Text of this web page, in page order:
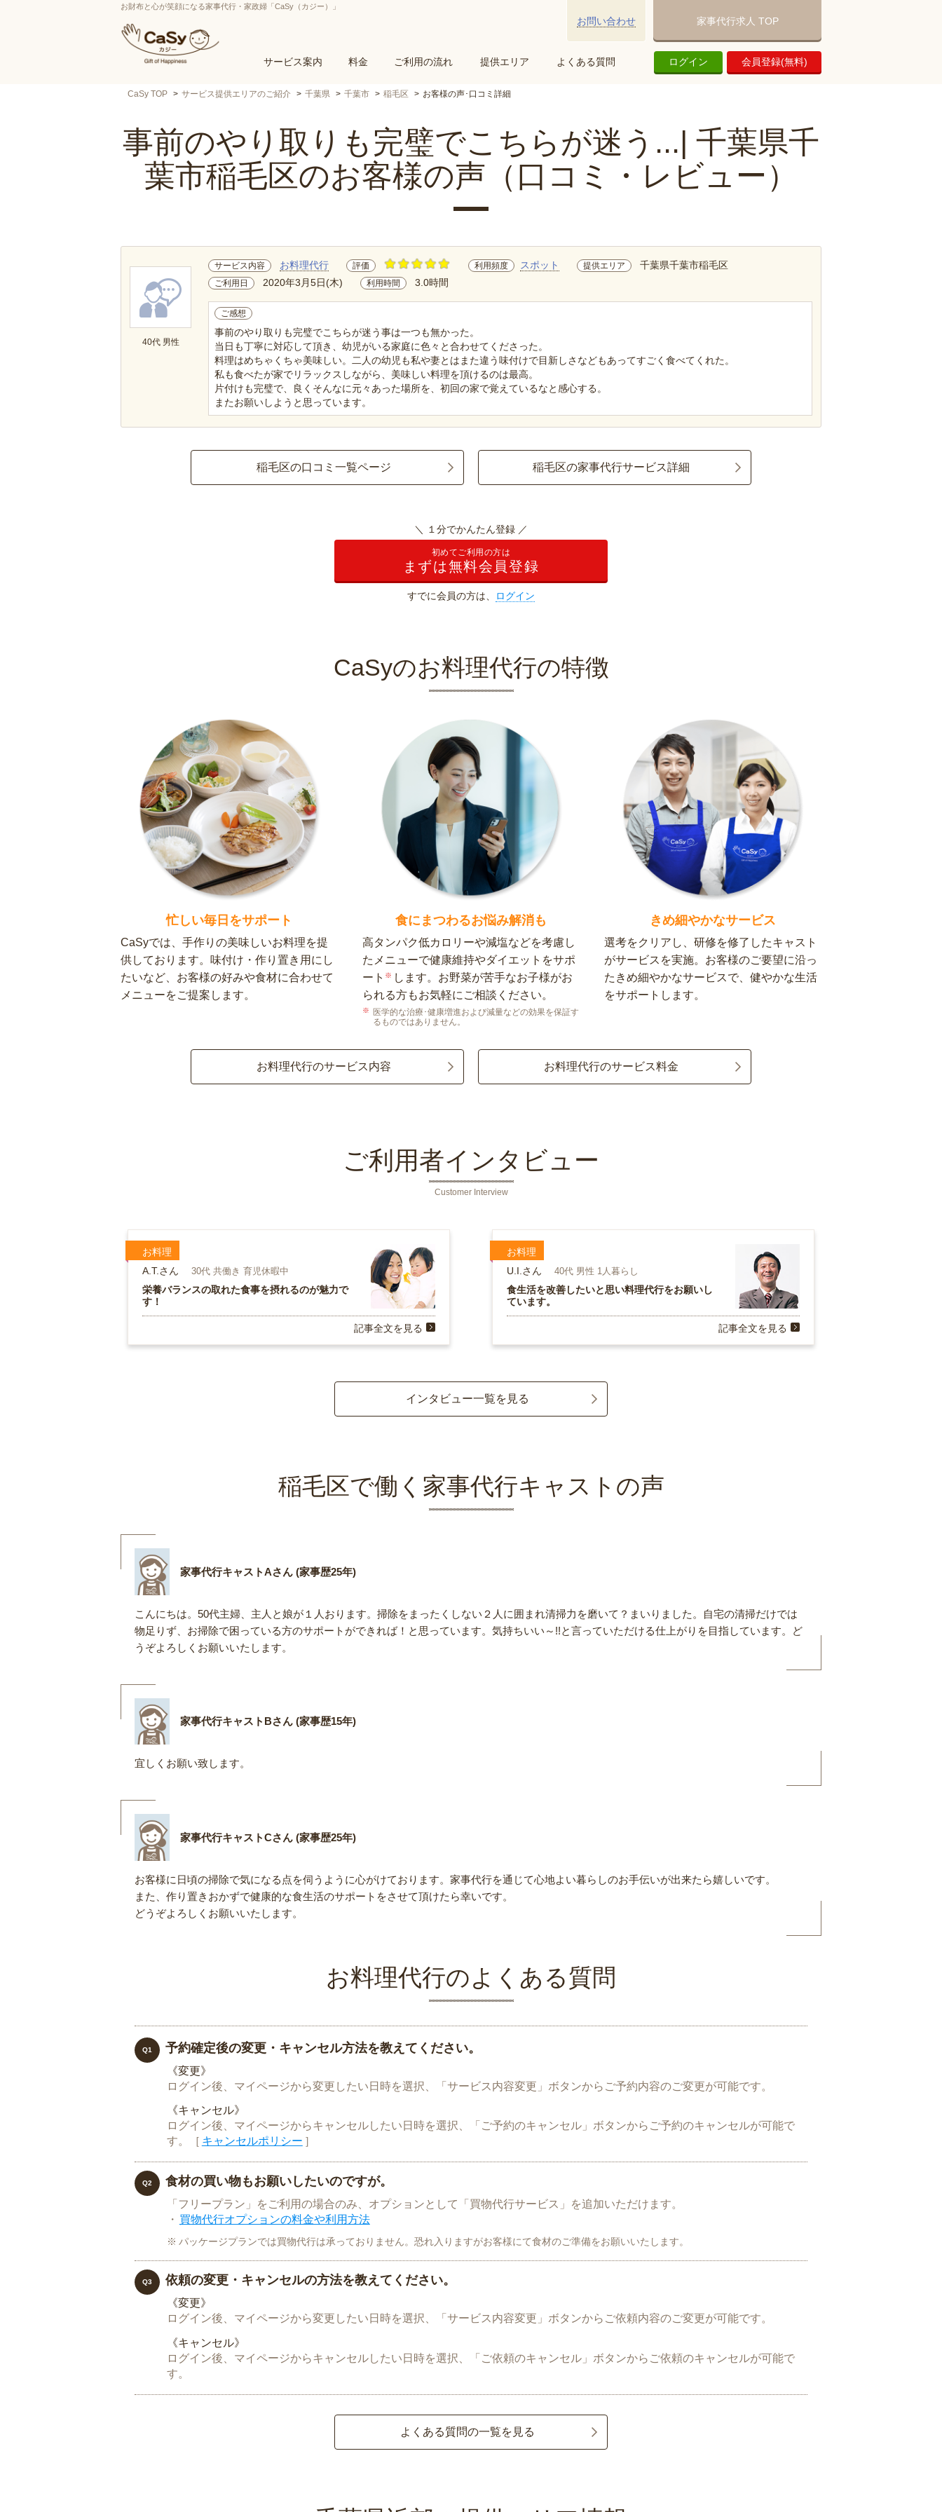
お財布と心が笑顔になる家事代行・家政婦「CaSy（カジー）」
サービス案内 料金 ご利用の流れ 提供エリア よくある質問 ログイン 会員登録(無料)
お問い合わせ 家事代行求人 TOP
CaSy TOP サービス提供エリアのご紹介 千葉県 千葉市 稲毛区 お客様の声･口コミ詳細
事前のやり取りも完璧でこちらが迷う...| 千葉県千
葉市稲毛区のお客様の声（口コミ・レビュー）
40代 男性
サービス内容 お料理代行 評価 利用頻度 スポット 提供エリア 千葉県千葉市稲毛区
ご利用日 2020年3月5日(木) 利用時間 3.0時間
ご感想
事前のやり取りも完璧でこちらが迷う事は一つも無かった。
当日も丁寧に対応して頂き、幼児がいる家庭に色々と合わせてくださった。
料理はめちゃくちゃ美味しい。二人の幼児も私や妻とはまた違う味付けで目新しさなどもあってすごく食べてくれた。
私も食べたが家でリラックスしながら、美味しい料理を頂けるのは最高。
片付けも完璧で、良くそんなに元々あった場所を、初回の家で覚えているなと感心する。
またお願いしようと思っています。
稲毛区の口コミ一覧ページ 稲毛区の家事代行サービス詳細
＼ １分でかんたん登録 ／
初めてご利用の方は
まずは無料会員登録
すでに会員の方は、 ログイン
CaSyのお料理代行の特徴
忙しい毎日をサポート
CaSyでは、手作りの美味しいお料理を提
供しております。味付け・作り置き用にし
たいなど、お客様の好みや食材に合わせて
メニューをご提案します。
食にまつわるお悩み解消も
高タンパク低カロリーや減塩などを考慮し
たメニューで健康維持やダイエットをサポ
ート ※ します。お野菜が苦手なお子様がお
られる方もお気軽にご相談ください。
医学的な治療･健康増進および減量などの効果を保証す
るものではありません。
きめ細やかなサービス
選考をクリアし、研修を修了したキャスト
がサービスを実施。お客様のご要望に沿っ
たきめ細やかなサービスで、健やかな生活
をサポートします。
お料理代行のサービス内容 お料理代行のサービス料金
ご利用者インタビュー
Customer Interview
お料理
A.T.さん
30代 共働き 育児休暇中
栄養バランスの取れた食事を摂れるのが魅力で
す！
記事全文を見る
お料理
U.I.さん
40代 男性 1人暮らし
食生活を改善したいと思い料理代行をお願いし
ています。
記事全文を見る
インタビュー一覧を見る
稲毛区で働く家事代行キャストの声
家事代行キャストAさん (家事歴25年)
こんにちは。50代主婦、主人と娘が１人おります。掃除をまったくしない２人に囲まれ清掃力を磨いて？まいりました。自宅の清掃だけでは
物足りず、お掃除で困っている方のサポートができれば！と思っています。気持ちいい～!!と言っていただける仕上がりを目指しています。ど
うぞよろしくお願いいたします。
家事代行キャストBさん (家事歴15年)
宜しくお願い致します。
家事代行キャストCさん (家事歴25年)
お客様に日頃の掃除で気になる点を伺うように心がけております。家事代行を通じて心地よい暮らしのお手伝いが出来たら嬉しいです。
また、作り置きおかずで健康的な食生活のサポートをさせて頂けたら幸いです。
どうぞよろしくお願いいたします。
お料理代行のよくある質問
Q1 予約確定後の変更・キャンセル方法を教えてください。
《変更》
ログイン後、マイページから変更したい日時を選択、「サービス内容変更」ボタンからご予約内容のご変更が可能です。
《キャンセル》
ログイン後、マイページからキャンセルしたい日時を選択、「ご予約のキャンセル」ボタンからご予約のキャンセルが可能で
す。［ キャンセルポリシー ］
Q2 食材の買い物もお願いしたいのですが。
「フリープラン」をご利用の場合のみ、オプションとして「買物代行サービス」を追加いただけます。
・ 買物代行オプションの料金や利用方法
パッケージプランでは買物代行は承っておりません。恐れ入りますがお客様にて食材のご準備をお願いいたします。
Q3 依頼の変更・キャンセルの方法を教えてください。
《変更》
ログイン後、マイページから変更したい日時を選択、「サービス内容変更」ボタンからご依頼内容のご変更が可能です。
《キャンセル》
ログイン後、マイページからキャンセルしたい日時を選択、「ご依頼のキャンセル」ボタンからご依頼のキャンセルが可能で
す。
よくある質問の一覧を見る